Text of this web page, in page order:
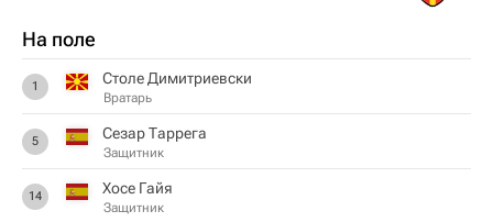
На поле
1 Столе Димитриевски
Вратарь
5 Сезар Таррега
Защитник
14 Хосе Гайя
Защитник